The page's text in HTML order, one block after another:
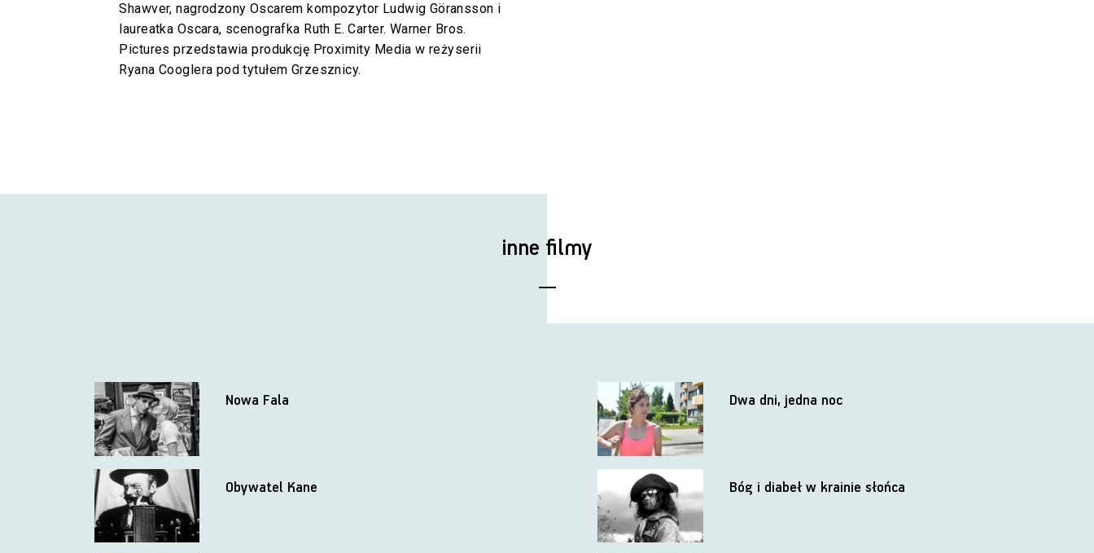
Shawver, nagrodzony Oscarem kompozytor Ludwig Göransson i
laureatka Oscara, scenografka Ruth E. Carter. Warner Bros.
Pictures przedstawia produkcję Proximity Media w reżyserii
Ryana Cooglera pod tytułem Grzesznicy.
inne filmy
Nowa Fala Dwa dni, jedna noc
Obywatel Kane Bóg i diabeł w krainie słońca